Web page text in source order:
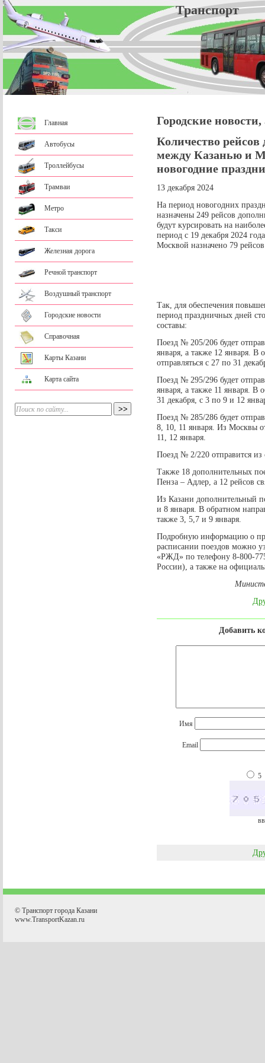
Главная
Автобусы
Троллейбусы
Трамваи
Метро
Такси
Железная дорога
Речной транспорт
Воздушный транспорт
Городские новости
Справочная
Карты Казани
Карта сайта
Городские
Количество
между Казанью и
новогодние
13 декабря 2024
На период новогодних
назначены 249 рейсов
будут курсировать на
период с 19 декабря 2024
Москвой назначено 79
Так, для обеспечения
период праздничных дней
составы:
Поезд № 205/206 будет
января, а также 12 января. В
отправляться с 27 по 31
Поезд № 295/296 будет
января, а также 11 января. В
31 декабря, с 3 по 9 и 12
Поезд № 285/286 будет
8, 10, 11 января. Из Москвы
11, 12 января.
Поезд № 2/220 отправится из
Также 18 дополнительных
Пенза – Адлер, а 12 рейсов
Из Казани дополнительный
и 8 января. В обратном
также 3, 5,7 и 9 января.
Подробную информацию о
расписании поездов можно
«РЖД» по телефону 8-800-
России), а также на
Добавить
Имя
Email
5
© Транспорт города Казани
www.TransportKazan.ru